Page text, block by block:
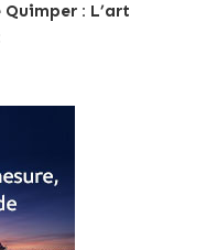
: L’art